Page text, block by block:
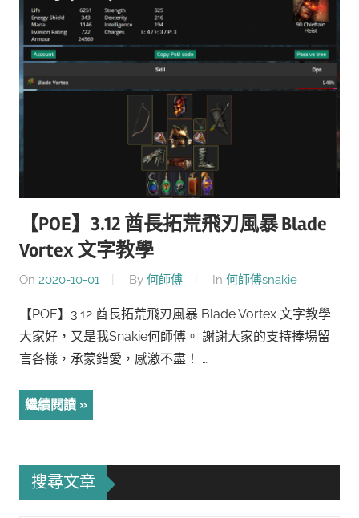
【POE】3.12 酋長拓荒飛刃風暴 Blade
Vortex 文字教學
On 2020-10-01 By 何師傅 In 何師傅snakie
【POE】3.12 酋長拓荒飛刃風暴 Blade Vortex 文字教學
大家好，又是我Snakie何師傅。 謝謝大家的支持捧場留
言各樣，承蒙錯愛，感激不盡！ …
繼續閱讀
搜尋文章